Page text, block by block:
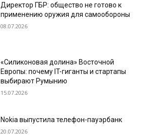
Директор ГБР: общество не готово к
применению оружия для самообороны
08.07.2026
«Силиконовая долина» Восточной
Европы: почему IT-гиганты и стартапы
выбирают Румынию
15.07.2026
Nokia выпустила телефон-пауэрбанк
20.07.2026